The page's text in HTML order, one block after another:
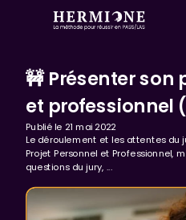
🚧 Présenter son
et professionnel
Publié le 21 mai 2022
Le déroulement et les attentes du
Projet Personnel et Professionnel,
questions du jury, ...